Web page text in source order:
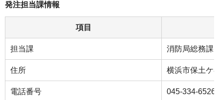
発注担当課情報
項目
担当課 消防局総務課
住所 横浜市保土ケ
電話番号 045‐334‐6526